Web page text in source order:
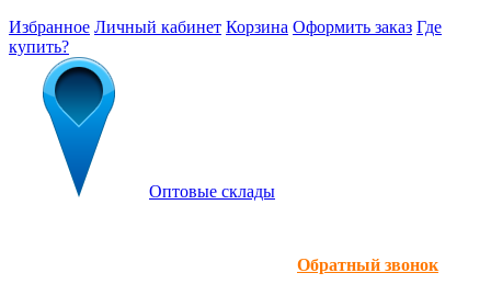
Избранное Личный кабинет Корзина Оформить заказ Где
купить?
Оптовые склады
Обратный звонок